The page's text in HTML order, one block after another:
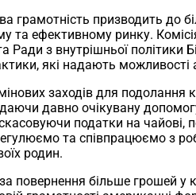
грамотність призводить до
ефективному ринку.
Ради з внутрішньої
які надають
заходів для
давно очікувану
податки на
та співпрацюємо з
родин.
повернення більше грошей